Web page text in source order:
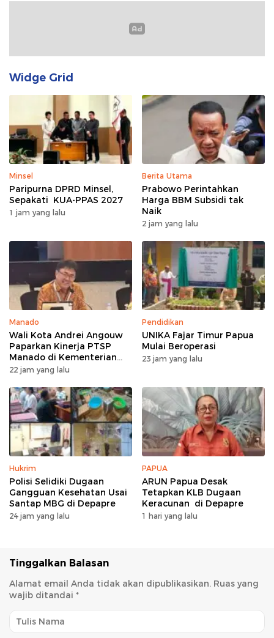
Widge Grid
Minsel
Paripurna DPRD Minsel,
Sepakati KUA-PPAS 2027
1 jam yang lalu
Berita Utama
Prabowo Perintahkan
Harga BBM Subsidi tak
Naik
2 jam yang lalu
Manado
Wali Kota Andrei Angouw
Paparkan Kinerja PTSP
Manado di Kementerian
Investasi
22 jam yang lalu
Pendidikan
UNIKA Fajar Timur Papua
Mulai Beroperasi
23 jam yang lalu
Hukrim
Polisi Selidiki Dugaan
Gangguan Kesehatan Usai
Santap MBG di Depapre
24 jam yang lalu
PAPUA
ARUN Papua Desak
Tetapkan KLB Dugaan
Keracunan di Depapre
1 hari yang lalu
Tinggalkan Balasan
Alamat email Anda tidak akan dipublikasikan. Ruas yang
wajib ditandai *